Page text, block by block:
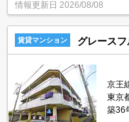
情報更新日 2026/08/08
賃貸マンション グレースフ
京王
東京
築36